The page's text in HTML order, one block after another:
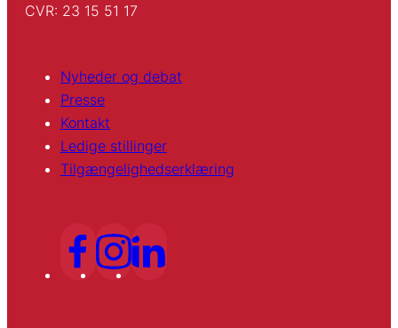
CVR: 23 15 51 17
Nyheder og debat
Presse
Kontakt
Ledige stillinger
Tilgængelighedserklæring